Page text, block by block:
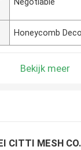
Honeycomb
Bekijk meer
CITTI MESH